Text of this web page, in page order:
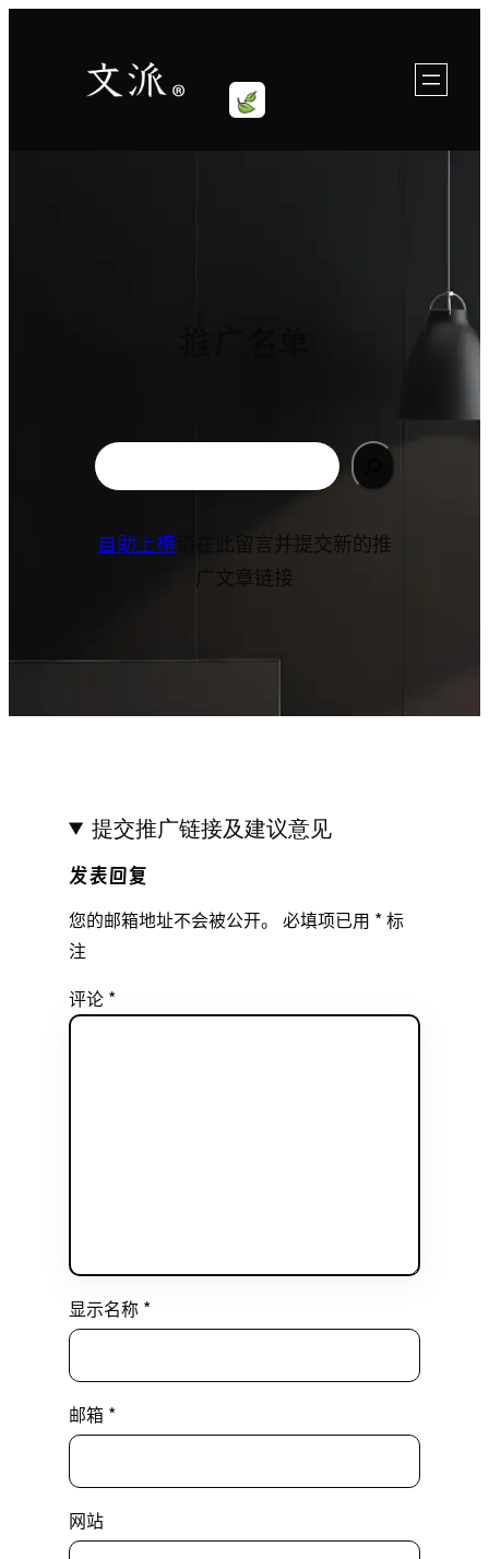
Search
自助上榜 请在此留言并提交新的推
广文章链接
提交推广链接及建议意见
发表回复
您的邮箱地址不会被公开。 必填项已用 * 标
注
评论 *
显示名称 *
邮箱 *
网站